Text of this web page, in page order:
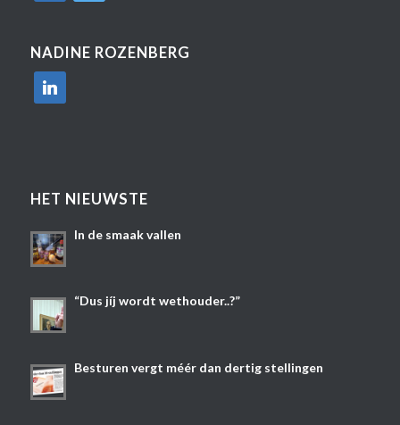
NADINE ROZENBERG
linkedin
HET NIEUWSTE
In de smaak vallen
“Dus jíj wordt wethouder..?”
Besturen vergt méér dan dertig stellingen